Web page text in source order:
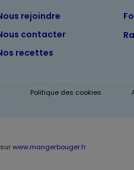
rejoindre
contacter
recettes
Politique des cookies
www.mangerbouger.fr